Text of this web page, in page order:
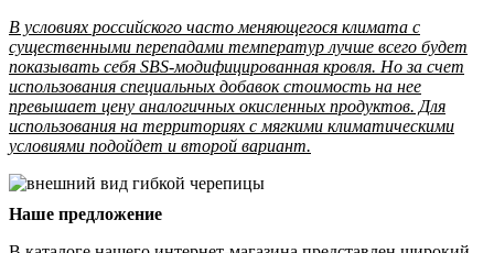
В условиях российского часто меняющегося климата с
существенными перепадами температур лучше всего будет
показывать себя SBS-модифицированная кровля. Но за счет
использования специальных добавок стоимость на нее
превышает цену аналогичных окисленных продуктов. Для
использования на территориях с мягкими климатическими
условиями подойдет и второй вариант.
Наше предложение